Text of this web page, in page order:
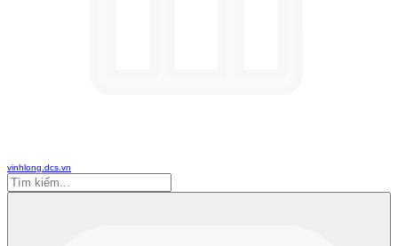
vinhlong.dcs.vn